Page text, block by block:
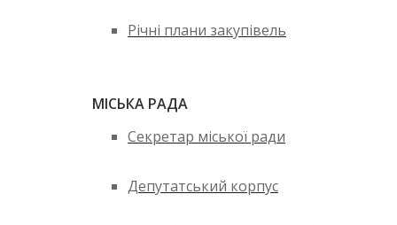
Річні плани закупівель
МІСЬКА РАДА
Секретар міської ради
Депутатський корпус